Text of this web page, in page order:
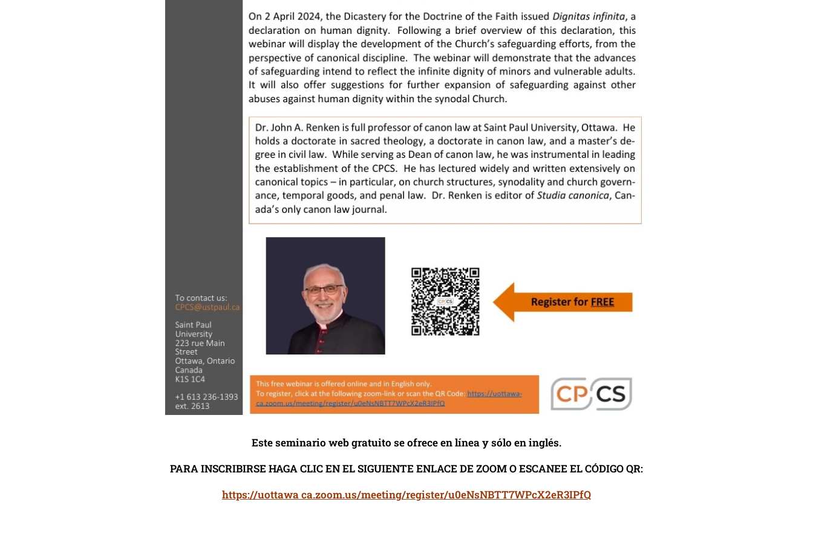
Este seminario web gratuito se ofrece en línea y sólo en inglés.
PARA INSCRIBIRSE HAGA CLIC EN EL SIGUIENTE ENLACE DE ZOOM O ESCANEE EL CÓDIGO QR:
https://uottawa ca.zoom.us/meeting/register/u0eNsNBTT7WPcX2eR3IPfQ